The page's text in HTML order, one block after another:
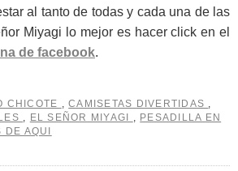
al tanto de todas y cada una de las
Miyagi lo mejor es hacer click en el
de facebook.
CHICOTE ,CAMISETAS DIVERTIDAS ,
, EL SEÑOR MIYAGI , PESADILLA EN
AQUI